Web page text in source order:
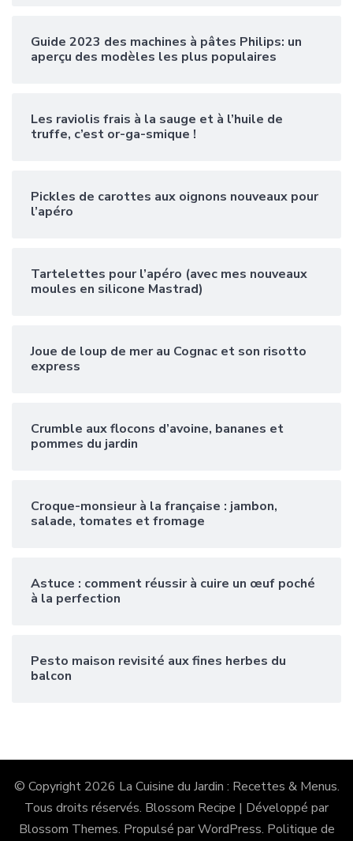
Guide 2023 des machines à pâtes Philips: un
aperçu des modèles les plus populaires
Les raviolis frais à la sauge et à l’huile de
truffe, c’est or-ga-smique !
Pickles de carottes aux oignons nouveaux pour
l’apéro
Tartelettes pour l’apéro (avec mes nouveaux
moules en silicone Mastrad)
Joue de loup de mer au Cognac et son risotto
express
Crumble aux flocons d’avoine, bananes et
pommes du jardin
Croque-monsieur à la française : jambon,
salade, tomates et fromage
Astuce : comment réussir à cuire un œuf poché
à la perfection
Pesto maison revisité aux fines herbes du
balcon
© Copyright 2026 La Cuisine du Jardin : Recettes & Menus.
Tous droits réservés. Blossom Recipe | Développé par
Blossom Themes. Propulsé parWordPress. Politique de